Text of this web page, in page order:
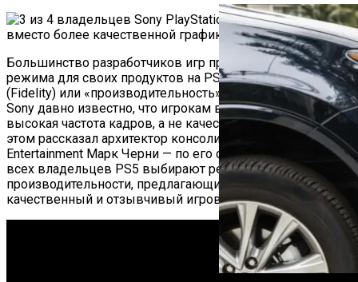
Большинство разработчиков игр предлагает два
режима для своих продуктов на PS5 — «качество»
(Fidelity) или «производительность» (Performance). Но в
Sony давно известно, что игрокам важнее более
высокая частота кадров, а не качественная графика. Об
этом рассказал архитектор консоли в Sony Interactive
Entertainment Марк Черни — по его словам, около 75 %
всех владельцев PS5 выбирают режим
производительности, предлагающий более
качественный и отзывчивый игровой процесс.